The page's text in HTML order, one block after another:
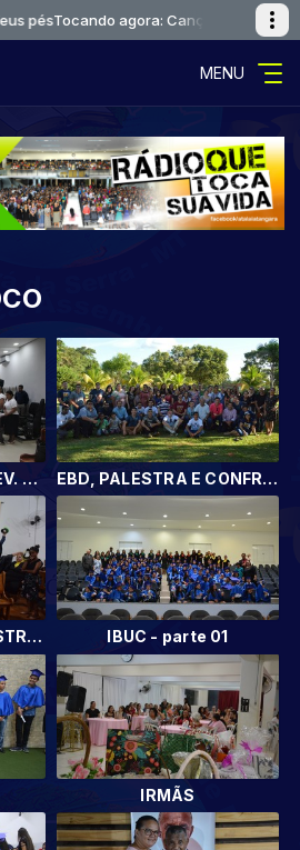
e Louvor - Live Session II - Me Rendo
MENU
30 ANOS DA IGREJA EV. ASSEMBLÉIA DE DEUS DO ITAMARATI EBD, PALESTRA E CONFRATERNIZAÇÃO DO GRUPO AIJALON
FORMATURA IBUC DISTRITO DE PROGRESSO IBUC - parte 01
IRMÃS